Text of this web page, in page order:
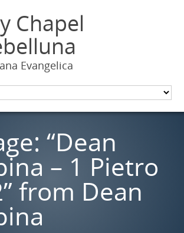
Chapel
Evangelica
“Dean
– 1 Pietro
from Dean